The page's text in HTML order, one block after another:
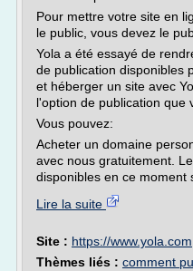
Pour mettre votre site en
le public, vous devez le
Yola a été essayé de
de publication disponibles
et héberger un site avec
l'option de publication que
Vous pouvez:
Acheter un domaine
avec nous gratuitement.
disponibles en ce moment
Lire la suite
Site : https://www.yola.com
Thèmes liés : comment